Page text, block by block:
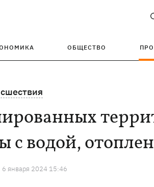
ОБЩЕСТВО
с водой,
6 января 2024 15:46